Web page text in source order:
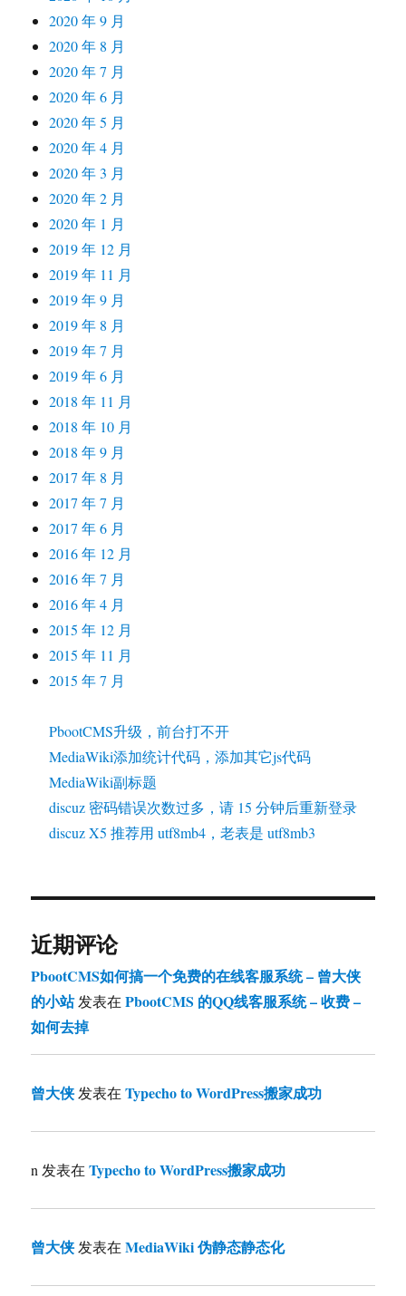
2020 年 9 月
2020 年 8 月
2020 年 7 月
2020 年 6 月
2020 年 5 月
2020 年 4 月
2020 年 3 月
2020 年 2 月
2020 年 1 月
2019 年 12 月
2019 年 11 月
2019 年 9 月
2019 年 8 月
2019 年 7 月
2019 年 6 月
2018 年 11 月
2018 年 10 月
2018 年 9 月
2017 年 8 月
2017 年 7 月
2017 年 6 月
2016 年 12 月
2016 年 7 月
2016 年 4 月
2015 年 12 月
2015 年 11 月
2015 年 7 月
PbootCMS升级，前台打不开
MediaWiki添加统计代码，添加其它js代码
MediaWiki副标题
discuz 密码错误次数过多，请 15 分钟后重新登录
discuz X5 推荐用 utf8mb4，老表是 utf8mb3
近期评论
PbootCMS如何搞一个免费的在线客服系统 – 曾大侠
的小站发表在PbootCMS 的QQ线客服系统 – 收费 –
如何去掉
曾大侠发表在Typecho to WordPress搬家成功
n 发表在Typecho to WordPress搬家成功
曾大侠发表在MediaWiki 伪静态静态化